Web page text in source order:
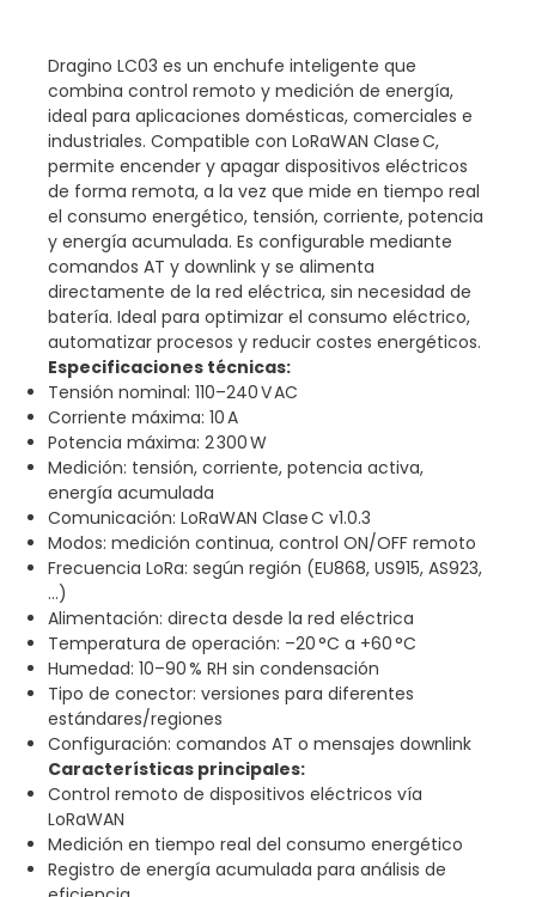
Dragino LC03 es un enchufe inteligente que
combina control remoto y medición de energía,
ideal para aplicaciones domésticas, comerciales e
industriales. Compatible con LoRaWAN Clase C,
permite encender y apagar dispositivos eléctricos
de forma remota, a la vez que mide en tiempo real
el consumo energético, tensión, corriente, potencia
y energía acumulada. Es configurable mediante
comandos AT y downlink y se alimenta
directamente de la red eléctrica, sin necesidad de
batería. Ideal para optimizar el consumo eléctrico,
automatizar procesos y reducir costes energéticos.
Especificaciones técnicas:
Tensión nominal: 110–240 V AC
Corriente máxima: 10 A
Potencia máxima: 2 300 W
Medición: tensión, corriente, potencia activa,
energía acumulada
Comunicación: LoRaWAN Clase C v1.0.3
Modos: medición continua, control ON/OFF remoto
Frecuencia LoRa: según región (EU868, US915, AS923,
…)
Alimentación: directa desde la red eléctrica
Temperatura de operación: –20 °C a +60 °C
Humedad: 10–90 % RH sin condensación
Tipo de conector: versiones para diferentes
estándares/regiones
Configuración: comandos AT o mensajes downlink
Características principales:
Control remoto de dispositivos eléctricos vía
LoRaWAN
Medición en tiempo real del consumo energético
Registro de energía acumulada para análisis de